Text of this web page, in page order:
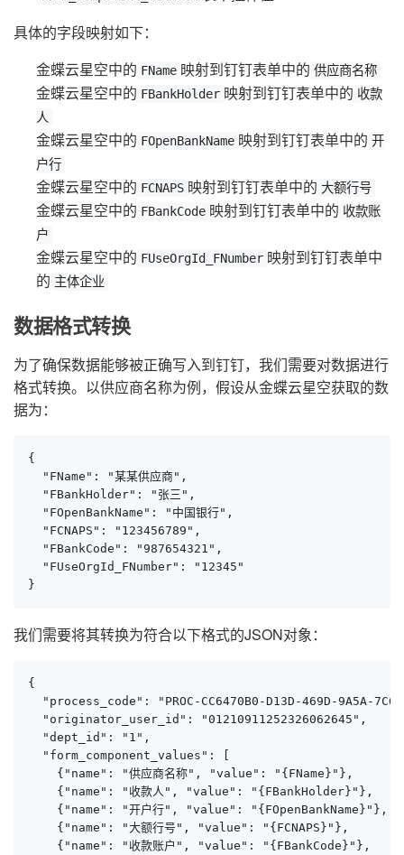
具体的字段映射如下：
金蝶云星空中的 FName 映射到钉钉表单中的 供应商名称
金蝶云星空中的 FBankHolder 映射到钉钉表单中的 收款
人
金蝶云星空中的 FOpenBankName 映射到钉钉表单中的 开
户行
金蝶云星空中的 FCNAPS 映射到钉钉表单中的 大额行号
金蝶云星空中的 FBankCode 映射到钉钉表单中的 收款账
户
金蝶云星空中的 FUseOrgId_FNumber 映射到钉钉表单中
的 主体企业
数据格式转换
为了确保数据能够被正确写入到钉钉，我们需要对数据进行
格式转换。以供应商名称为例，假设从金蝶云星空获取的数
据为：
{
  "FName": "某某供应商",
  "FBankHolder": "张三",
  "FOpenBankName": "中国银行",
  "FCNAPS": "123456789",
  "FBankCode": "987654321",
  "FUseOrgId_FNumber": "12345"
}
我们需要将其转换为符合以下格式的JSON对象：
{
"process_code": "PROC-CC6470B0-D13D-469D-9A5A-
  "originator_user_id": "01210911252326062645",
  "dept_id": "1",
  "form_component_values": [
    {"name": "供应商名称", "value": "{FName}"},
    {"name": "收款人", "value": "{FBankHolder}"},
    {"name": "开户行", "value": "{FOpenBankName}"},
    {"name": "大额行号", "value": "{FCNAPS}"},
    {"name": "收款账户", "value": "{FBankCode}"},